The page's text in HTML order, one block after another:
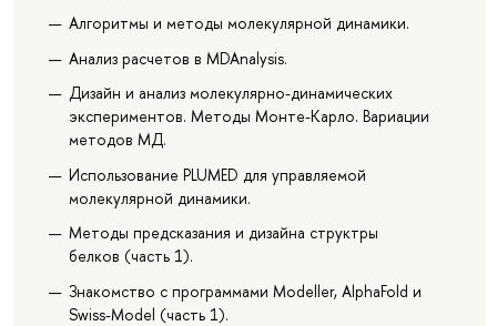
Алгоритмы и методы молекулярной динамики.
Анализ расчетов в MDAnalysis.
Дизайн и анализ молекулярно-динамических
экспериментов. Методы Монте-Карло. Вариации
методов МД.
Использование PLUMED для управляемой
молекулярной динамики.
Методы предсказания и дизайна структры
белков (часть 1).
Знакомство с программами Modeller, AlphaFold и
Swiss-Model (часть 1).